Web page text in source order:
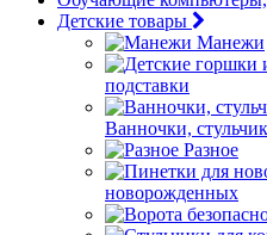
Детские товары
Манежи
подставки
Ванночки,
Разное
новорожденных